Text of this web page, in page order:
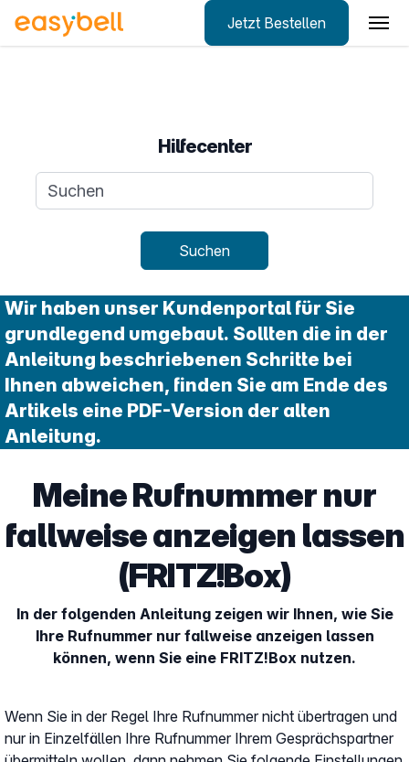
Jetzt Bestellen
Hilfecenter
Suchanfrage
Suchen
Wir haben unser Kundenportal für Sie
grundlegend umgebaut. Sollten die in der
Anleitung beschriebenen Schritte bei
Ihnen abweichen, finden Sie am Ende des
Artikels eine PDF-Version der alten
Anleitung.
Meine Rufnummer nur
fallweise anzeigen lassen
(FRITZ!Box)
In der folgenden Anleitung zeigen wir Ihnen, wie Sie
Ihre Rufnummer nur fallweise anzeigen lassen
können, wenn Sie eine FRITZ!Box nutzen.
Wenn Sie in der Regel Ihre Rufnummer nicht übertragen und
nur in Einzelfällen Ihre Rufnummer Ihrem Gesprächspartner